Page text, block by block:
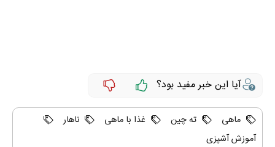
آیا این خبر مفید بود؟
ماهی ته چین غذا با ماهی
ناهار
آموزش آشپزی